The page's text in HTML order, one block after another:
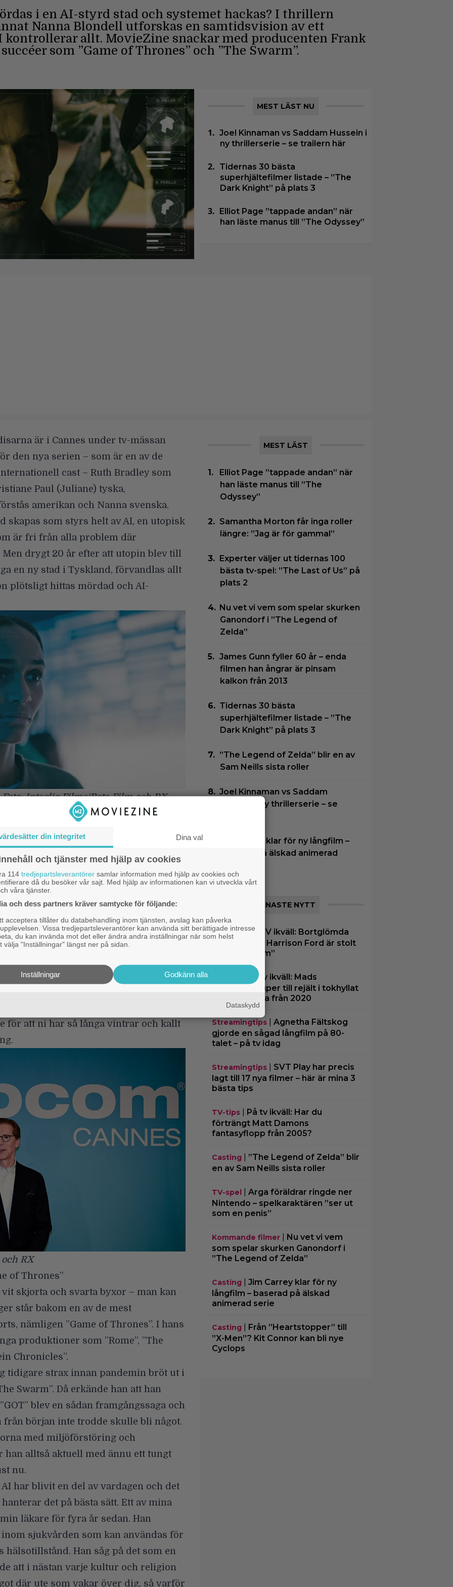
i en AI-styrd stad och systemet hackas? I thrillern
Nanna Blondell utforskas en samtidsvision av ett
kontrollerar allt. MovieZine snackar med producenten Frank
som ”Game of Thrones” och ”The Swarm”.
MEST LÄST NU
Joel Kinnaman vs Saddam Hussein i
ny thrillerserie – se trailern här
Tidernas 30 bästa
superhjältefilmer listade – ”The
Dark Knight” på plats 3
Elliot Page ”tappade andan” när
han läste manus till ”The Odyssey”
är i Cannes under tv-mässan
den nya serien – som är en av de
cast – Ruth Bradley som
Paul (Juliane) tyska,
amerikan och Nanna svenska.
skapas som styrs helt av AI, en utopisk
är fri från alla problem där
drygt 20 år efter att utopin blev till
en ny stad i Tyskland, förvandlas allt
plötsligt hittas mördad och AI-
Intaglio Films/Beta Film och RX
tillsammans med en person från
(
bubblar upp till ytan och de
som har att göra med Concordias
inspelad utanför Göteborg.
som allt fler unga flyttar
en stad som är på väg att dö ut.
vi tänkte att det skulle kunna vara ett
här experiment, dessutom var det en
Frank Doelger.
i Sverige på besök och gillar det.
vintrar, jag tycker det är väldigt
för att ni har så långa vintrar och kallt
RX
of Thrones”
skjorta och svarta byxor – man kan
står bakom en av de mest
nämligen ”Game of Thrones”. I hans
produktioner som ”Rome”, ”The
Chronicles”.
tidigare strax innan pandemin bröt ut i
Swarm”. Då erkände han att han
blev en sådan framgångssaga och
början inte trodde skulle bli något.
med miljöförstöring och
alltså aktuell med ännu ett tungt
nu.
har blivit en del av vardagen och det
det på bästa sätt. Ett av mina
läkare för fyra år sedan. Han
sjukvården som kan användas för
hälsotillstånd. Han såg på det som en
att i nästan varje kultur och religion
där ute som vakar över dig, så varför
MEST LÄST
Elliot Page ”tappade andan” när
han läste manus till ”The
Odyssey”
Samantha Morton får inga roller
längre: ”Jag är för gammal”
Experter väljer ut tidernas 100
bästa tv-spel: ”The Last of Us” på
plats 2
Nu vet vi vem som spelar skurken
Ganondorf i ”The Legend of
Zelda”
James Gunn fyller 60 år – enda
filmen han ångrar är pinsam
kalkon från 2013
Tidernas 30 bästa
superhjältefilmer listade – ”The
Dark Knight” på plats 3
”The Legend of Zelda” blir en av
Sam Neills sista roller
Joel Kinnaman vs Saddam
Hussein i ny thrillerserie – se
Jim Carrey klar för ny långfilm –
baserad på älskad animerad
SENASTE NYTT
TV-tips|På TV ikväll: Bortglömda
thrillern som Harrison Ford är stolt
över: ”Bra film”
På tv ikväll: Mads
Mikkelsen super till rejält i tokhyllat
danskt drama från 2020
Streamingtips| Agnetha Fältskog
gjorde en sågad långfilm på 80-
talet – på tv idag
Streamingtips| SVT Play har precis
lagt till 17 nya filmer – här är mina 3
bästa tips
TV-tips| På tv ikväll: Har du
förträngt Matt Damons
fantasyflopp från 2005?
Casting
”The Legend of Zelda” blir
en av Sam Neills sista roller
TV-spel
Arga föräldrar ringde ner
Nintendo – spelkaraktären ”ser ut
som en penis”
Kommande filmer| Nu vet vi vem
som spelar skurken Ganondorf i
”The Legend of Zelda”
Casting
Jim Carrey klar för ny
långfilm – baserad på älskad
animerad serie
Casting
Från ”Heartstopper” till
”X-Men”? Kit Connor kan bli nye
Cyclops
din integritet Dina val
och tjänster med hjälp av cookies
114 tredjepartsleverantörer samlar information med hjälp av cookies och
då du besöker vår sajt. Med hjälp av informationen kan vi utveckla vårt
våra tjänster.
och dess partners kräver samtycke för följande:
acceptera tillåter du databehandling inom tjänsten, avslag kan påverka
Vissa tredjepartsleverantörer kan använda sitt berättigade intresse
du kan invända mot det eller ändra andra inställningar när som helst
välja "Inställningar" längst ner på sidan.
Godkänn alla
Inställningar
Dataskydd